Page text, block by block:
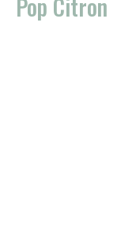
Pop Citron